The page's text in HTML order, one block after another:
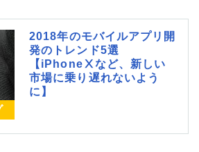
2018年のモバイルアプリ開
発のトレンド5選
【iPhoneⅩなど、新しい
市場に乗り遅れないよう
に】